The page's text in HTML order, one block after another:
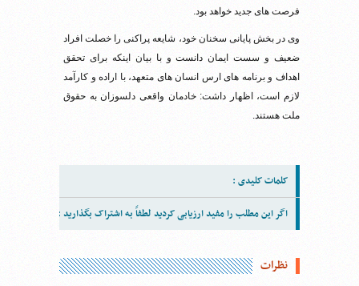
فرصت های جدید خواهد بود.
وی در بخش پایانی سخنان خود، شایعه پراکنی را خصلت افراد
ضعیف و سست ایمان دانست و با بیان اینکه برای تحقق
اهداف و برنامه های ارس انسان های متعهد، با اراده و کارآمد
لازم است، اظهار داشت: خادمان واقعی دلسوزان به حقوق
ملت هستند.
کلمات کلیدی :
اگر این مطلب را مفید ارزیابی کردید لطفاً به اشتراک بگذارید :
نظرات